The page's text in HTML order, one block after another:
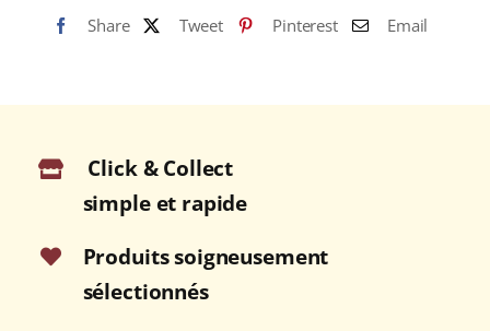
Share
Tweet Pinterest Email
Click & Collect
simple et rapide
Produits soigneusement
sélectionnés